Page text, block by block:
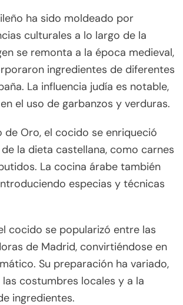
ha sido moldeado por
culturales a lo largo de la
se remonta a la época medieval,
ingredientes de diferentes
La influencia judía es notable,
el uso de garbanzos y verduras.
de Oro, el cocido se enriqueció
la dieta castellana, como carnes
La cocina árabe también
especias y técnicas
cocido se popularizó entre las
de Madrid, convirtiéndose en
Su preparación ha variado,
costumbres locales y a la
ingredientes.